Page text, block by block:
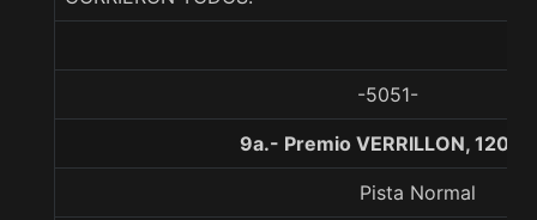
-5051-
9a.- Premio VERRILLON, 1200
Pista Normal